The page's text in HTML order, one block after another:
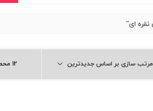
مرتب سازی بر اساس جدیدترین 12 محصولات در هر صفحه